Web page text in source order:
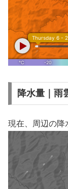
降水量｜雨
現在、周辺の降